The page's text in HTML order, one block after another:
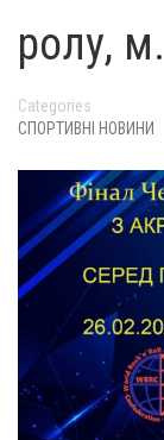
ролу,
Categories
СПОРТИВНІ НОВИНИ